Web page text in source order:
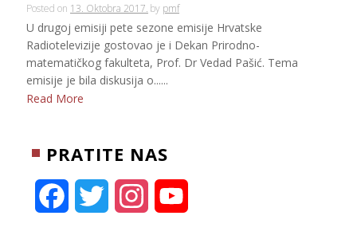
Posted on 13. Oktobra 2017. by pmf
U drugoj emisiji pete sezone emisije Hrvatske
Radiotelevizije gostovao je i Dekan Prirodno-
matematičkog fakulteta, Prof. Dr Vedad Pašić. Tema
emisije je bila diskusija o......
Read More
PRATITE NAS